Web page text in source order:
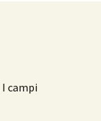
I campi